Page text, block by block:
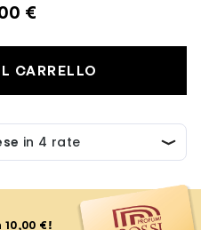
€
CARRELLO
10,00 €!